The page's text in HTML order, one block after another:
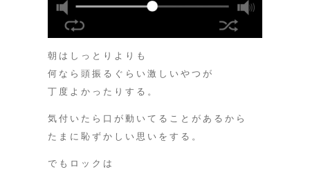
朝はしっとりよりも
何なら頭振るぐらい激しいやつが
丁度よかったりする。
気付いたら口が動いてることがあるから
たまに恥ずかしい思いをする。
でもロックは